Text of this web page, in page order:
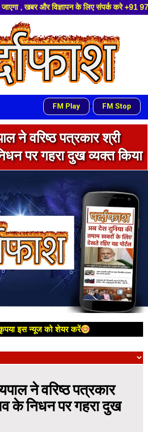
करे +91 97541 60816 ,हमारे यूट्यूब चैनल
FM Play - FM Stop
ने वरिष्ठ पत्रकार श्री
पर गहरा दुख व्यक्त किया
इस न्यूज को शेयर करें
ने वरिष्ठ पत्रकार
के निधन पर गहरा दुख